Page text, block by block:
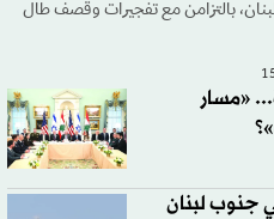
بالتزامن مع تفجيرات وقصف طال
«مسار
جنوب لبنان